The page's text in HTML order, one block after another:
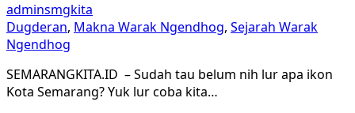
adminsmgkita
Dugderan, Makna Warak Ngendhog, Sejarah Warak
Ngendhog
SEMARANGKITA.ID – Sudah tau belum nih lur apa ikon
Kota Semarang? Yuk lur coba kita…